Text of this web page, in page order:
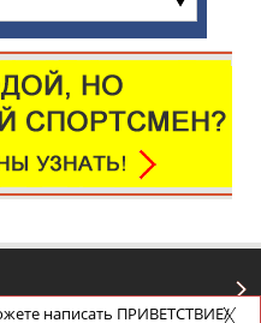
написать ПРИВЕТСТВИЕ/